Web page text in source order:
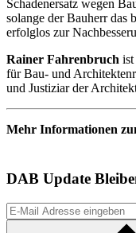
Schadenersatz wegen
solange der Bauherr das
erfolglos zur
Rainer Fahrenbruch ist
für Bau- und
und Justiziar der
Mehr Informationen
DAB Update